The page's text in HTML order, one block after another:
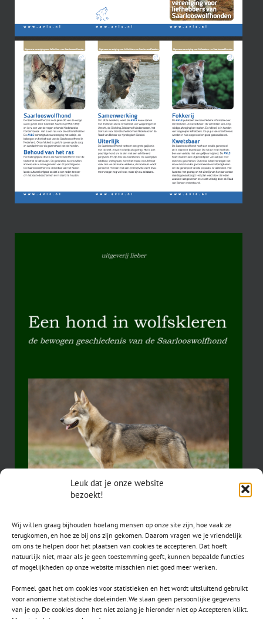
Leuk dat je onze website
bezoekt!
Wij willen graag bijhouden hoelang mensen op onze site zijn, hoe vaak ze
terugkomen, en hoe ze bij ons zijn gekomen. Daarom vragen we je vriendelijk
om ons te helpen door het plaatsen van cookies te accepteren. Dat hoeft
natuurlijk niet, maar als je geen toestemming geeft, kunnen bepaalde functies
of mogelijkheden op onze website misschien niet goed meer werken.
Formeel gaat het om cookies voor statistieken en het wordt uitsluitend gebruikt
voor anonieme statistische doeleinden.We slaan geen persoonlijke gegevens
van je op. De cookies doen het niet zolang je hieronder niet op Accepteren klikt.